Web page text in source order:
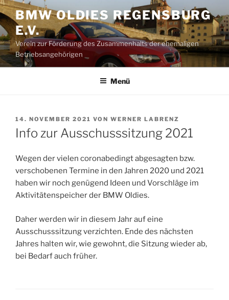
Zum
Inhalt
springen
BMW OLDIES REGENSBURG
E.V.
Verein zur Förderung des Zusammenhalts der ehemaligen
Betriebsangehörigen
Menü
VERÖFFENTLICHT
AM
14. NOVEMBER 2021 VON WERNER LABRENZ
Info zur Ausschusssitzung 2021
Wegen der vielen coronabedingt abgesagten bzw.
verschobenen Termine in den Jahren 2020 und 2021
haben wir noch genügend Ideen und Vorschläge im
Aktivitätenspeicher der BMW Oldies.
Daher werden wir in diesem Jahr auf eine
Ausschusssitzung verzichten. Ende des nächsten
Jahres halten wir, wie gewohnt, die Sitzung wieder ab,
bei Bedarf auch früher.